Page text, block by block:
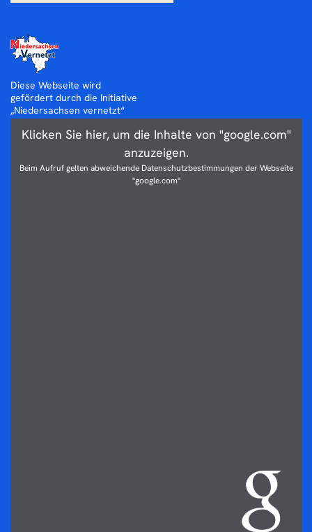
Diese Webseite wird
gefördert durch die Initiative
„Niedersachsen vernetzt“
Klicken Sie hier, um die Inhalte von "google.com"
anzuzeigen.
Beim Aufruf gelten abweichende Datenschutzbestimmungen der Webseite
"google.com"